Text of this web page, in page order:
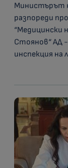
Министърът
разпореди
“Медицински
Стоянов“ АД
инспекция на